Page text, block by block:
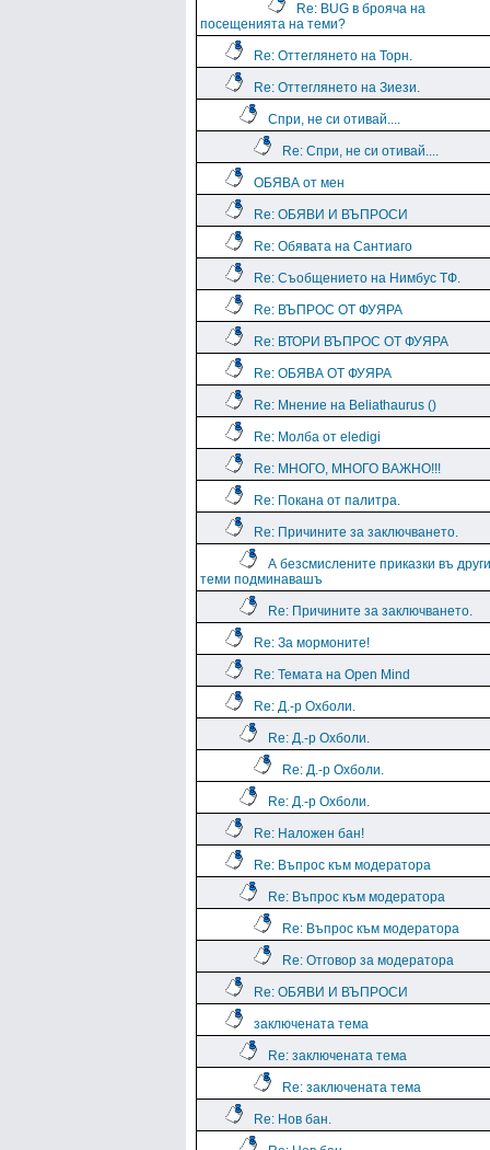
Re: BUG в брояча на
посещенията на теми?
Re: Оттеглянето на Торн.
Re: Оттеглянето на Зиези.
Спри, не си отивай....
Re: Спри, не си отивай....
ОБЯВА от мен
Re: ОБЯВИ И ВЪПРОСИ
Re: Обявата на Сантиаго
Re: Съобщението на Нимбус ТФ.
Re: ВЪПРОС ОТ ФУЯРА
Re: ВТОРИ ВЪПРОС ОТ ФУЯРА
Re: ОБЯВА ОТ ФУЯРА
Re: Мнение на Beliathaurus ()
Re: Молба от eledigi
Re: МНОГО, МНОГО ВАЖНО!!!
Re: Покана от палитра.
Re: Причините за заключването.
А безсмислените приказки въ други
теми подминавашъ
Re: Причините за заключването.
Re: За мормоните!
Re: Темата на Open Mind
Re: Д.-р Охболи.
Re: Д.-р Охболи.
Re: Д.-р Охболи.
Re: Д.-р Охболи.
Re: Наложен бан!
Re: Въпрос към модератора
Re: Въпрос към модератора
Re: Въпрос към модератора
Re: Отговор за модератора
Re: ОБЯВИ И ВЪПРОСИ
заключената тема
Re: заключената тема
Re: заключената тема
Re: Нов бан.